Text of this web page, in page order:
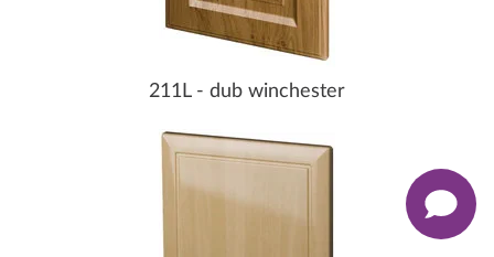
211L - dub winchester